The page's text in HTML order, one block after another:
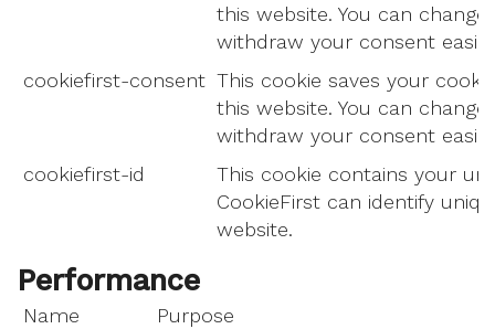
this website. You can
withdraw your consent easily.
cookiefirst-consent This cookie saves your
this website. You can
withdraw your consent easily.
cookiefirst-id
This cookie contains your
CookieFirst can identify
website.
Performance
Name
Purpose